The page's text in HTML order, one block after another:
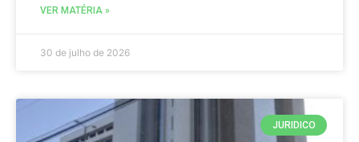
VER MATÉRIA »
30 de julho de 2026
JURIDICO